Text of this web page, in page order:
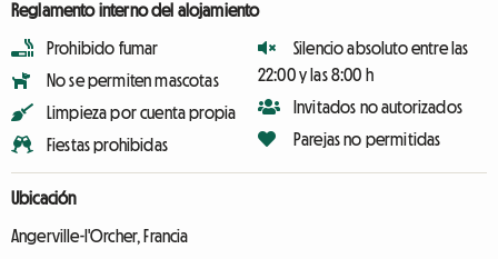
Reglamento interno del alojamiento
Prohibido fumar
No se permiten mascotas
Limpieza por cuenta propia
Fiestas prohibidas
Silencio absoluto entre las
22:00 y las 8:00 h
Invitados no autorizados
Parejas no permitidas
Ubicación
Angerville-l'Orcher, Francia